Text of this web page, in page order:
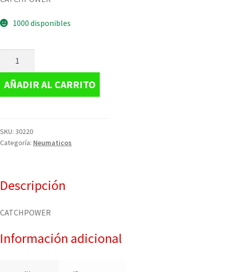
1000 disponibles
AÑADIR AL CARRITO
SKU: 30220
Categoría: Neumaticos
Descripción
CATCHPOWER
Información adicional